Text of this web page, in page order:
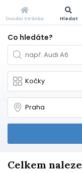
Co hledáte?
Celkem
Úvodní Stránka Hledat